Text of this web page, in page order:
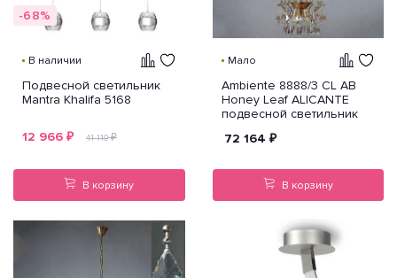
-68%
В наличии
Подвесной светильник
Mantra Khalifa 5168
12 966 ₽ 41 110₽
В корзину
Мало
Ambiente 8888/3 CL AB
Honey Leaf ALICANTE
подвесной светильник
72 164 ₽
В корзину